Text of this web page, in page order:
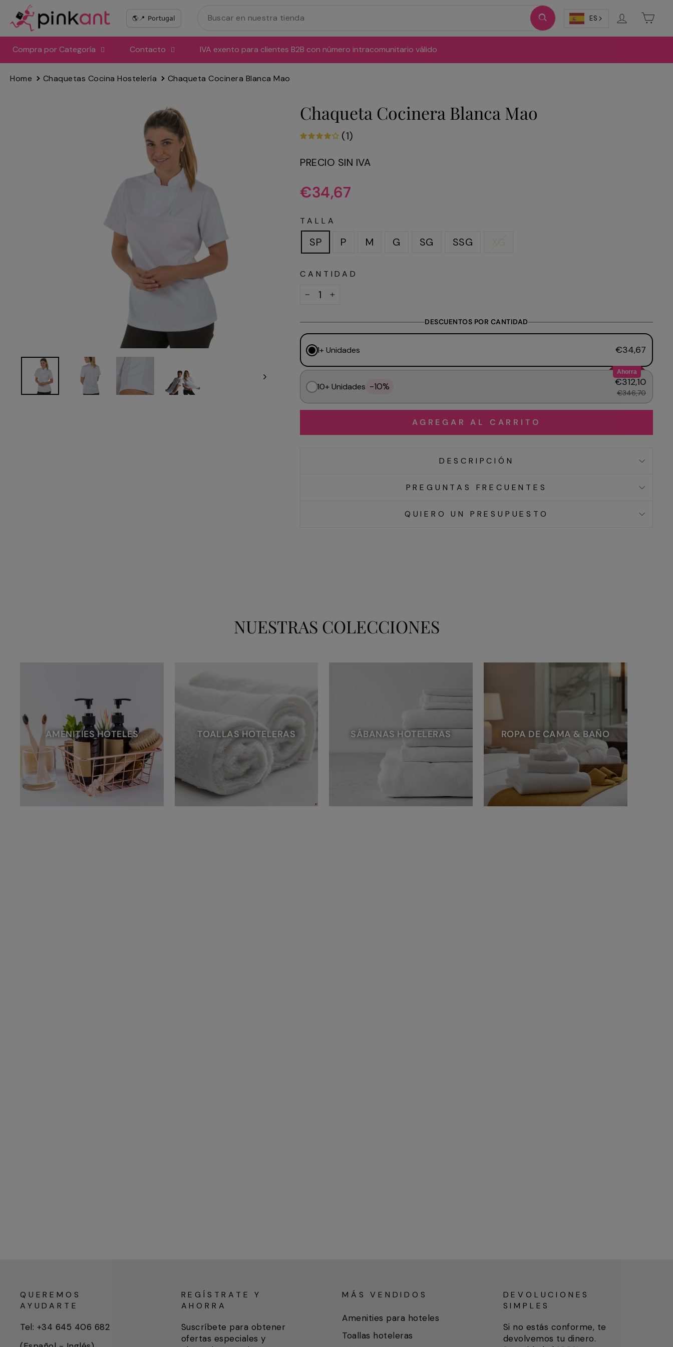
directamente
al
contenido
ES Ingresar
Compra por Categoría Contacto IVA exento para clientes B2B con número intracomunitario válido
Home Chaquetas Cocina Hostelería Chaqueta Cocinera Blanca Mao
Chaqueta Cocinera Blanca Mao
(1)
PRECIO SIN IVA
Precio
habitual
€34,67
TALLA
SP P M G SG SSG
CANTIDAD
DESCUENTOS POR CANTIDAD
1+ Unidades €34,67
Ahorra
10+ Unidades -10% €312,10
€346,70
AGREGAR AL CARRITO
DESCRIPCIÓN
PREGUNTAS FRECUENTES
QUIERO UN PRESUPUESTO
NUESTRAS COLECCIONES
AMENITIES HOTELES TOALLAS HOTELERAS SÁBANAS HOTELERAS ROPA DE CAMA & BAÑO
QUEREMOS
AYUDARTE
Tel: +34 645 406 682
REGÍSTRATE Y
AHORRA
Suscríbete para obtener
ofertas especiales y
MÁS VENDIDOS
Amenities para hoteles
Toallas hoteleras
DEVOLUCIONES
SIMPLES
Si no estás conforme, te
devolvemos tu dinero.